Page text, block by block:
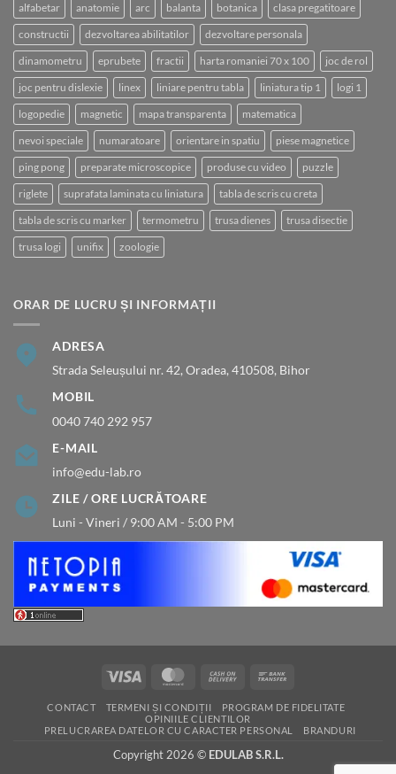
alfabetar anatomie arc balanta botanica clasa pregatitoare
constructii dezvoltarea abilitatilor dezvoltare personala
dinamometru eprubete fractii harta romaniei 70 x 100 joc de rol
joc pentru dislexie linex liniare pentru tabla liniatura tip 1 logi 1
logopedie magnetic mapa transparenta matematica
nevoi speciale numaratoare orientare in spatiu piese magnetice
ping pong preparate microscopice produse cu video puzzle
riglete suprafata laminata cu liniatura tabla de scris cu creta
tabla de scris cu marker termometru trusa dienes trusa disectie
trusa logi unifix zoologie
ORAR DE LUCRU ȘI INFORMAȚII
ADRESA
Strada Seleușului nr. 42, Oradea, 410508, Bihor
MOBIL
0040 740 292 957
E-MAIL
info@edu-lab.ro
ZILE / ORE LUCRĂTOARE
Luni - Vineri / 9:00 AM - 5:00 PM
Visa MasterCardCash
Delivery
CONTACT TERMENI ȘI CONDIȚII
PROGRAM DE FIDELITATE
OPINIILE CLIENTILOR
PRELUCRAREA DATELOR CU CARACTER PERSONAL
BRANDURI
Copyright 2026 © EDULAB S.R.L.